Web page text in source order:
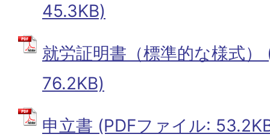
45.3KB)
就労証明書（標準的な様式）
76.2KB)
申立書 (PDFファイル: